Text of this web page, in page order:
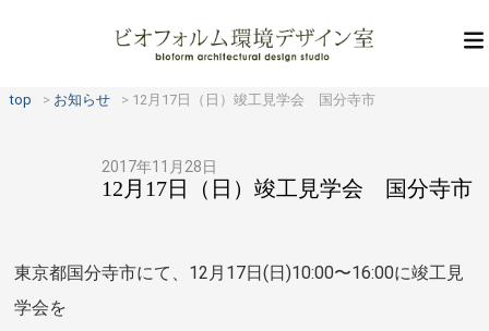
top お知らせ 12月17日（日）竣工見学会 国分寺市
2017年11月28日
12月17日（日）竣工見学会 国分寺市
東京都国分寺市にて、12月17日(日)10:00〜16:00に竣工見
学会を